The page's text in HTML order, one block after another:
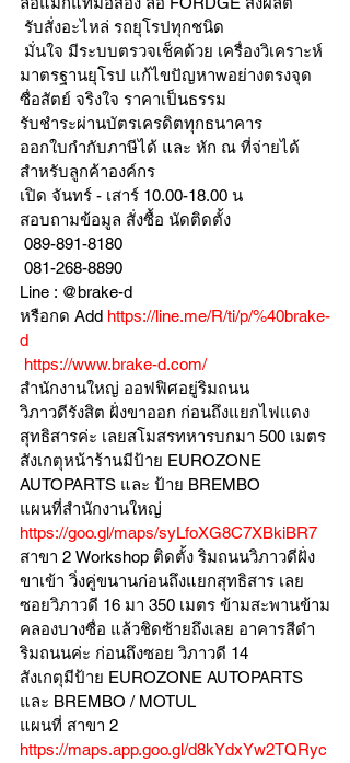
รับสั่งอะไหล่ รถยุโรปทุกชนิด
มาตรฐานยุโรป แก้ไขปัญหาwอย่างตรงจุด
ซื่อสัตย์ จริงใจ ราคาเป็นธรรม
รับชำระผ่านบัตรเครดิตทุกธนาคาร
ออกใบกำกับภาษีได้ และ หัก ณ ที่จ่ายได้
สำหรับลูกค้าองค์กร
เปิด จันทร์ - เสาร์ 10.00-18.00 น
สอบถามข้อมูล สั่งซื้อ นัดติดตั้ง
089-891-8180
081-268-8890
Line : @brake-d
หรือกด Add https://line.me/R/ti/p/%40brake-
d
https://www.brake-d.com/
สำนักงานใหญ่ ออฟฟิศอยู่ริมถนน
วิภาวดีรังสิต ฝั่งขาออก ก่อนถึงแยกไฟแดง
สุทธิสารค่ะ เลยสโมสรทหารบกมา 500 เมตร
สังเกตุหน้าร้านมีป้าย EUROZONE
AUTOPARTS และ ป้าย BREMBO
แผนที่สำนักงานใหญ่
https://goo.gl/maps/syLfoXG8C7XBkiBR7
สาขา 2 Workshop ติดตั้ง ริมถนนวิภาวดีฝั่ง
ขาเข้า วิ่งคู่ขนานก่อนถึงแยกสุทธิสาร เลย
ซอยวิภาวดี 16 มา 350 เมตร ข้ามสะพานข้าม
คลองบางซื่อ แล้วชิดซ้ายถึงเลย อาคารสีดำ
ริมถนนค่ะ ก่อนถึงซอย วิภาวดี 14
สังเกตุมีป้าย EUROZONE AUTOPARTS
และ BREMBO / MOTUL
แผนที่ สาขา 2
https://maps.app.goo.gl/d8kYdxYw2TQRyc